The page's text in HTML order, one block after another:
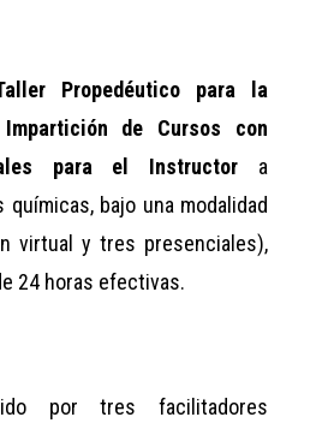
Propedéutico para la
de Cursos con
para el Instructor a
químicas, bajo una modalidad
virtual y tres presenciales),
24 horas efectivas.
por tres facilitadores